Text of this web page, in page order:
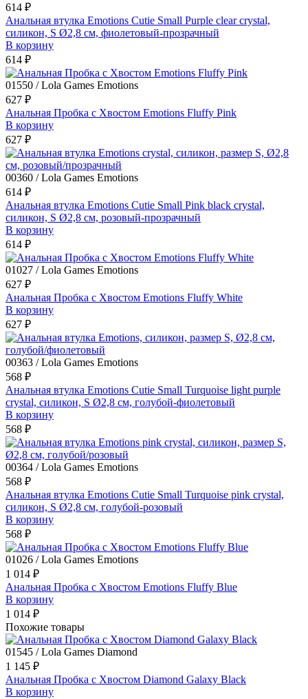
614 ₽
Анальная втулка Emotions Cutie Small Purple clear crystal,
силикон, S Ø2,8 см, фиолетовый-прозрачный
В корзину
614 ₽
01550 / Lola Games Emotions
627 ₽
Анальная Пробка с Хвостом Emotions Fluffy Pink
В корзину
627 ₽
00360 / Lola Games Emotions
614 ₽
Анальная втулка Emotions Cutie Small Pink black crystal,
силикон, S Ø2,8 см, розовый-прозрачный
В корзину
614 ₽
01027 / Lola Games Emotions
627 ₽
Анальная Пробка с Хвостом Emotions Fluffy White
В корзину
627 ₽
00363 / Lola Games Emotions
568 ₽
Анальная втулка Emotions Cutie Small Turquoise light purple
crystal, силикон, S Ø2,8 см, голубой-фиолетовый
В корзину
568 ₽
00364 / Lola Games Emotions
568 ₽
Анальная втулка Emotions Cutie Small Turquoise pink crystal,
силикон, S Ø2,8 см, голубой-розовый
В корзину
568 ₽
01026 / Lola Games Emotions
1 014 ₽
Анальная Пробка с Хвостом Emotions Fluffy Blue
В корзину
1 014 ₽
Похожие товары
01545 / Lola Games Diamond
1 145 ₽
Анальная Пробка с Хвостом Diamond Galaxy Black
В корзину